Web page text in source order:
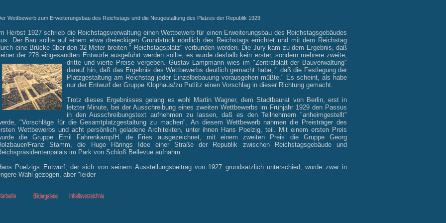
Wettbewerb zum Erweiterungsbau des Reichstags und die Neugestaltung des Platzes der Republik 1929
Herbst 1927 schrieb die Reichstagsverwaltung einen Wettbewerb für einen Erweiterungsbau des Reichstagsgebäudes
Der Bau sollte auf einem etwa dreieckigen Grundstück nördlich des Reichstags errichtet und mit dem Reichstag
eine Brücke über den 32 Meter breiten " Reichstagsplatz" verbunden werden. Die Jury kam zu dem Ergebnis, daß
der 278 eingesandten Entwürfe ausgeführt werden sollte; es wurde deshalb kein erster, sondern mehrere zweite,
dritte und vierte Preise vergeben. Gustav Lampmann wies im "Zentralblatt der Bauverwaltung"
darauf hin, daß das Ergebnis des Wettbewerbs deutlich gemacht habe, " daß die Festlegung der
Platzgestaltung am Reichstag jeder Einzelbebauung vorausgehen müßte." Es scheint, als habe
nur der Entwurf der Gruppe Klophaus/zu Putlitz einen Vorschlag in dieser Richtung gemacht.
Trotz dieses Ergebnisses gelang es wohl Martin Wagner, dem Stadtbaurat von Berlin, erst in
letzter Minute, bei der Ausschreibung eines zweiten Wettbewerbs im Frühjahr 1929 den Passus
in den Ausschreibungstext aufnehmen zu lassen, daß es den Teilnehmern "anheimgestellt"
"Vorschläge für die Gesamtplatzgestaltung zu machen". An diesem Wettbewerb nahmen die Preisträger des
Wettbewerbs und acht persönlich geladene Architekten, unter ihnen Hans Poelzig, teil. Mit einem ersten Preis
die Gruppe Emil Fahrenkamp/H. de Fries ausgezeichnet, mit einem zweiten Preis die Gruppe Georg
Franz Stamm, die Hugo Härings Idee einer Straße der Republik zwischen Reichstagsgebäude und
im Park von Schloß Bellevue aufnahm.
Poelzigs Entwurf, der sich von seinem Ausstellungsbeitrag von 1927 grundsätzlich unterschied, wurde zwar in
Wahl gezogen, aber "leider